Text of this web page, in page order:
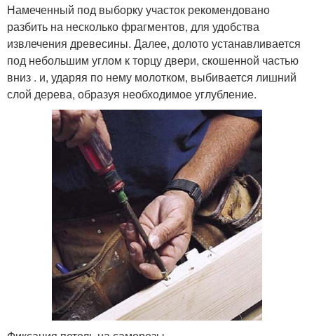
Намеченный под выборку участок рекомендовано
разбить на несколько фрагментов, для удобства
извлечения древесины. Далее, долото устанавливается
под небольшим углом к торцу двери, скошенной частью
вниз . и, ударяя по нему молотком, выбивается лишний
слой дерева, образуя необходимое углубление.